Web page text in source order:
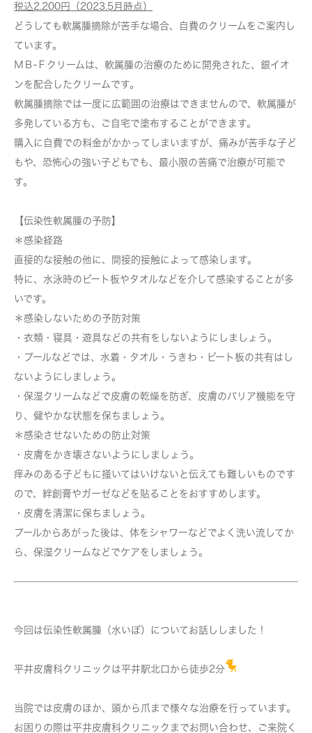
税込2.200円（2023.5月時点）
どうしても軟属腫摘除が苦手な場合、自費のクリームをご案内し
ています。
ＭＢ-Ｆクリームは、軟属腫の治療のために開発された、銀イオ
ンを配合したクリームです。
軟属腫摘除では一度に広範囲の治療はできませんので、軟属腫が
多発している方も、ご自宅で塗布することができます。
購入に自費での料金がかかってしまいますが、痛みが苦手な子ど
もや、恐怖心の強い子どもでも、最小限の苦痛で治療が可能で
す。
【伝染性軟属腫の予防】
＊感染経路
直接的な接触の他に、間接的接触によって感染します。
特に、水泳時のビート板やタオルなどを介して感染することが多
いです。
＊感染しないための予防対策
・衣類・寝具・遊具などの共有をしないようにしましょう。
・プールなどでは、水着・タオル・うきわ・ビート板の共有はし
ないようにしましょう。
・保湿クリームなどで皮膚の乾燥を防ぎ、皮膚のバリア機能を守
り、健やかな状態を保ちましょう。
＊感染させないための防止対策
・皮膚をかき壊さないようにしましょう。
痒みのある子どもに掻いてはいけないと伝えても難しいものです
ので、絆創膏やガーゼなどを貼ることをおすすめします。
・皮膚を清潔に保ちましょう。
プールからあがった後は、体をシャワーなどでよく洗い流してか
ら、保湿クリームなどでケアをしましょう。
今回は伝染性軟属腫（水いぼ）についてお話ししました！
平井皮膚科クリニックは平井駅北口から徒歩2分
当院では皮膚のほか、頭から爪まで様々な治療を行っています。
お困りの際は平井皮膚科クリニックまでお問い合わせ、ご来院く